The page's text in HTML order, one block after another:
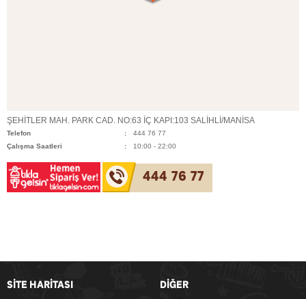
ŞEHİTLER MAH. PARK CAD. NO:63 İÇ KAPI:103 SALİHLİ/MANİSA
Telefon
444 76 77
Çalışma Saatleri
10:00 - 22:00
444 76 77
SİTE HARİTASI DİĞER